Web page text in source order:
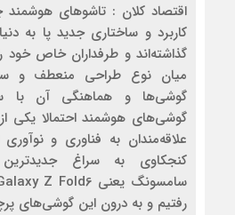
اقتصاد کلان : تاشوهای
کاربرد و ساختاری جدید پا به
گذاشته‌اند و طرفداران خاص خود
میان نوع طراحی منعطف و
گوشی‌ها و هماهنگی آن با
گوشی‌های هوشمند احتمالا یکی از
علاقه‌مندان به فناوری و
کنجکاوی به سراغ
رفتیم و به درون این گوشی‌های